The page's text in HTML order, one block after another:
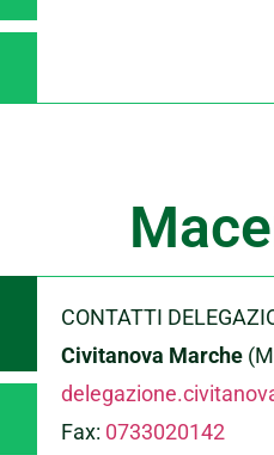
CONTATTI
Civitanova Marche
Fax: 0733020142